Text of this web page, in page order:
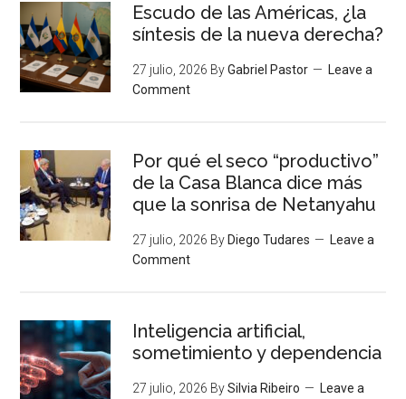
Escudo de las Américas, ¿la
síntesis de la nueva derecha?
27 julio, 2026 ByGabriel Pastor
Leave a
Comment
Por qué el seco “productivo”
de la Casa Blanca dice más
que la sonrisa de Netanyahu
27 julio, 2026 By Diego Tudares
Leave a
Comment
Inteligencia artificial,
sometimiento y dependencia
27 julio, 2026 BySilvia Ribeiro
Leave a